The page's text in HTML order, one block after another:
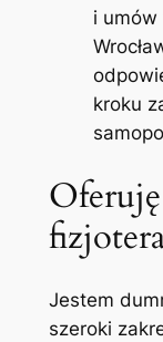
i
kroku
Jestem
szeroki